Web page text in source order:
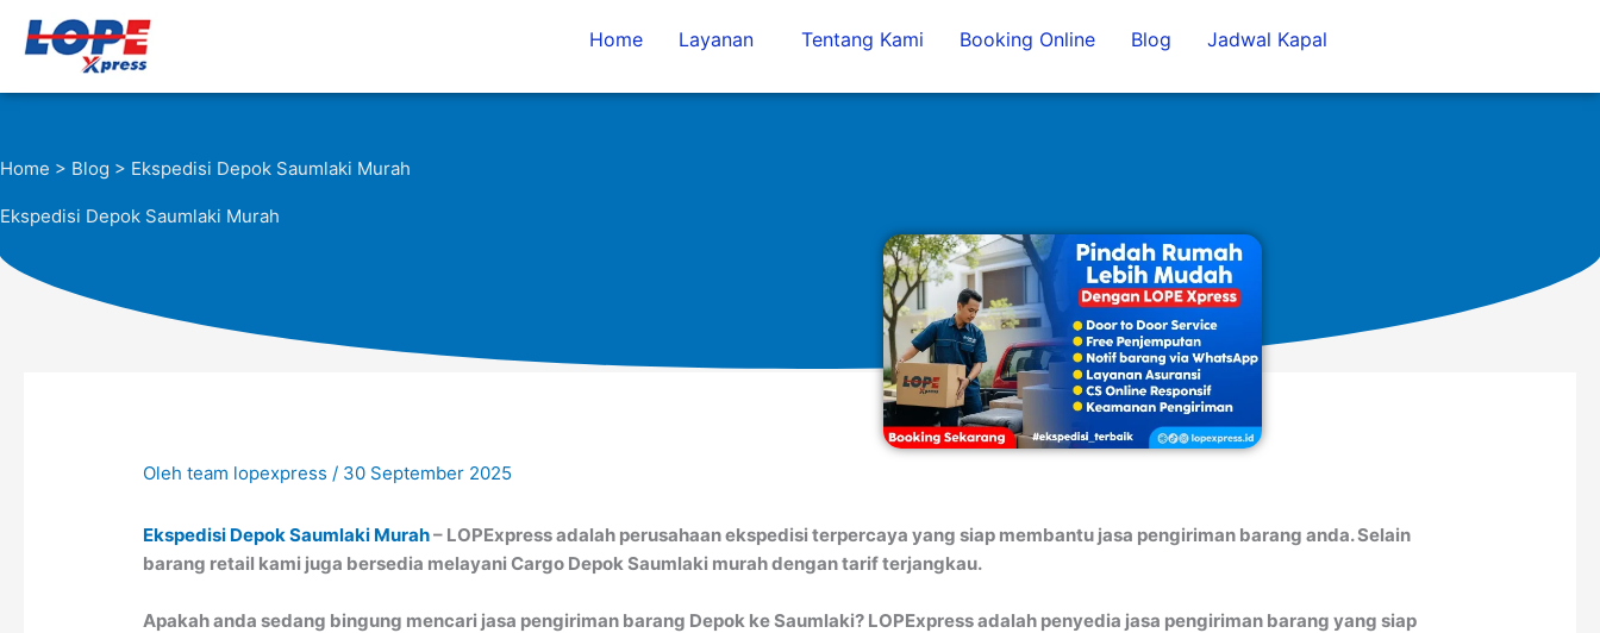
Home Layanan Tentang Kami Booking Online Blog Jadwal Kapal
Home > Blog > Ekspedisi Depok Saumlaki Murah
Ekspedisi Depok Saumlaki Murah
Olehteam lopexpress / 30 September 2025
Ekspedisi Depok Saumlaki Murah– LOPExpress adalah perusahaan ekspedisi terpercaya yang siap membantu jasa pengiriman barang anda. Selain
barang retail kami juga bersedia melayani Cargo Depok Saumlaki murah dengan tarif terjangkau.
Apakah anda sedang bingung mencari jasa pengiriman barang Depok ke Saumlaki? LOPExpress adalah penyedia jasa pengiriman barang yang siap